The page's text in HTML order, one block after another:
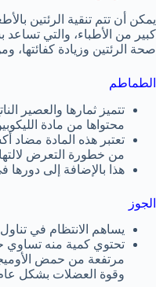
يمكن أن تتم تنقية الرئتين
كبير من الأطباء، والتي
صحة الرئتين وزيادة كفائتها،
الطماطم
تتميز ثمارها والعصير
محتواها من مادة
تعتبر هذه المادة مضاد
من خطورة التعرض
هذا بالإضافة إلى
الجوز
يساهم الانتظام في
تحتوي كمية منه تساوي
مرتفعة من حمض
وقوة العضلات بشكل